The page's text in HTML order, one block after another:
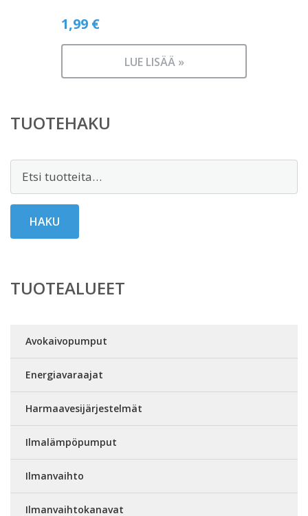
1,99 €
LUE LISÄÄ »
TUOTEHAKU
Etsi:
HAKU
TUOTEALUEET
Avokaivopumput
Energiavaraajat
Harmaavesijärjestelmät
Ilmalämpöpumput
Ilmanvaihto
Ilmanvaihtokanavat